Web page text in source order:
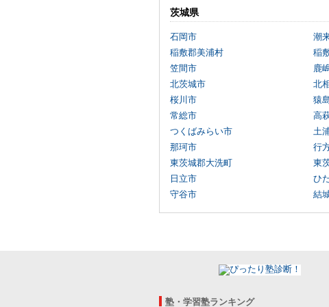
茨城県
石岡市 潮
稲敷郡美浦村
稲
笠間市
鹿
北茨城市
北
桜川市
猿
常総市
高
つくばみらい市
土
那珂市
行
東茨城郡大洗町
東
日立市
ひ
守谷市
結
塾・学習塾ランキング